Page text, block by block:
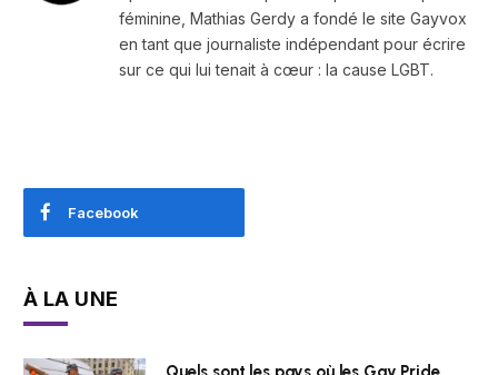
féminine, Mathias Gerdy a fondé le site Gayvox
en tant que journaliste indépendant pour écrire
sur ce qui lui tenait à cœur : la cause LGBT.
Facebook
À LA UNE